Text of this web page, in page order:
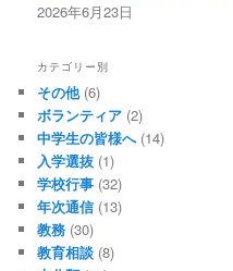
2026年6月23日
カテゴリー別
その他(6)
ボランティア (2)
中学生の皆様へ(14)
入学選抜 (1)
学校行事 (32)
年次通信 (13)
教務 (30)
教育相談 (8)